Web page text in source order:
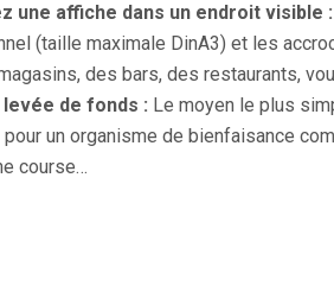
une affiche dans un endroit visible :
(taille maximale DinA3) et les
des bars, des restaurants,
levée de fonds : Le moyen le plus
un organisme de bienfaisance
course…